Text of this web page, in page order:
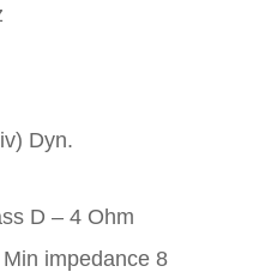
Dyn.
D – 4 Ohm
impedance 8